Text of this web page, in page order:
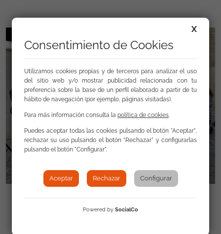
X
Consentimiento de Cookies
Utilizamos cookies propias y de terceros para analizar el uso
del sitio web y/o mostrar publicidad relacionada con tu
preferencia sobre la base de un perfil elaborado a partir de tu
hábito de navegación (por ejemplo, páginas visitadas).
Para más información consulta la política de cookies.
Puedes aceptar todas las cookies pulsando el botón "Aceptar",
rechazar su uso pulsando el botón "Rechazar" y configurarlas
pulsando el botón "Configurar".
Aceptar Rechazar Configurar
Powered by SocialCo